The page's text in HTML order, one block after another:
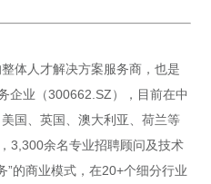
体人才解决方案服务商，也是
企业（300662.SZ），目前在中
国、英国、澳大利亚、荷兰等
3,300余名专业招聘顾问及技术
”的商业模式，在20+个细分行业